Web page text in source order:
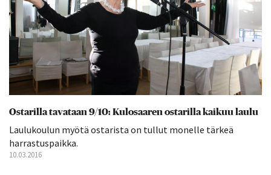
Ostarilla tavataan 9/10: Kulosaaren ostarilla kaikuu laulu
Laulukoulun myötä ostarista on tullut monelle tärkeä
harrastuspaikka.
10.03.2016